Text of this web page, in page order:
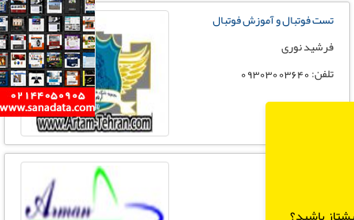
تست فوتبال و آموزش فوتبال
فرشید نوری
تلفن: 09303003640